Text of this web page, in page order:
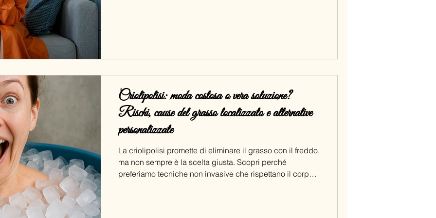
Criolipolisi: moda costosa o vera soluzione?
Rischi, cause del grasso localizzato e alternative
personalizzate
La criolipolisi promette di eliminare il grasso con il freddo,
ma non sempre è la scelta giusta. Scopri perché
preferiamo tecniche non invasive che rispettano il corpo e